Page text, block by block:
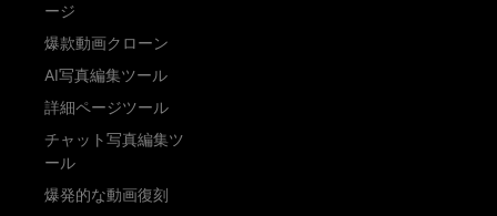
ージ
爆款動画クローン
AI写真編集ツール
詳細ページツール
チャット写真編集ツ
ール
爆発的な動画復刻